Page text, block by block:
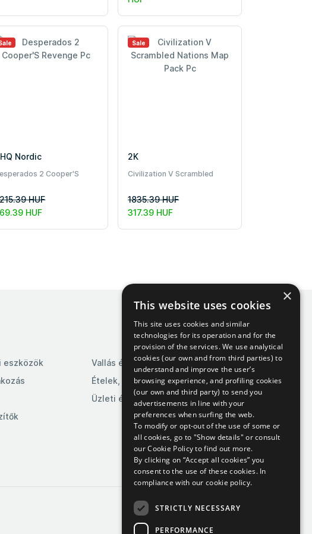
Nordic
2 Cooper'S
HUF
HUF
Sale
2K
Civilization V Scrambled
1835.39 HUF
317.39 HUF
eszközök
Vallás és szertartások
Ételek, italok és dohányáru
Üzleti és ipari termékek
×
This website uses cookies
This site uses cookies and similar
technologies for its operation and for the
provision of the services. We use analytical
cookies (our own and from third parties) to
understand and improve the user’s
browsing experience, and profiling cookies
(our own and third party) to send you
advertisements in line with your
preferences when surfing the web.
To modify or opt-out of the use of some or
all cookies, go to "Show details" or consult
our Cookie Policy to find out more.
By clicking on “Accept all cookies” you
consent to the use of these cookies. In
compliance with our cookie policy.
STRICTLY NECESSARY
PERFORMANCE